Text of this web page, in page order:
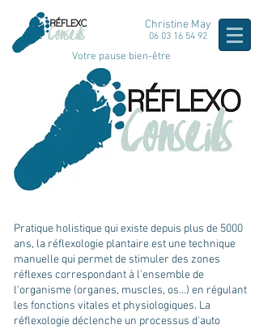
Christine May
06 03 16 54 92
Votre pause bien-être
Pratique holistique qui existe depuis plus de 5000
ans, la réflexologie plantaire est une technique
manuelle qui permet de stimuler des zones
réflexes correspondant à l'ensemble de
l'organisme (organes, muscles, os...) en régulant
les fonctions vitales et physiologiques. La
réflexologie déclenche un processus d'auto